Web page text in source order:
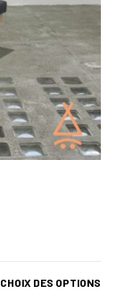
CHOIX DES OPTIONS